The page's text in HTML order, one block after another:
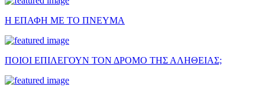
Η ΕΠΑΦΗ ΜΕ ΤΟ ΠΝΕΥΜΑ
ΠΟΙΟΙ ΕΠΙΛΕΓΟΥΝ ΤΟΝ ΔΡΟΜΟ ΤΗΣ ΑΛΗΘΕΙΑΣ;